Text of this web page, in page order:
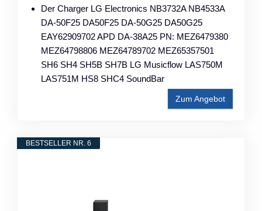
Der Charger LG Electronics NB3732A NB4533A
DA-50F25 DA50F25 DA-50G25 DA50G25
EAY62909702 APD DA-38A25 PN: MEZ6479380
MEZ64798806 MEZ64789702 MEZ65357501
SH6 SH4 SH5B SH7B LG Musicflow LAS750M
LAS751M HS8 SHC4 SoundBar
Zum Angebot
BESTSELLER NR. 6